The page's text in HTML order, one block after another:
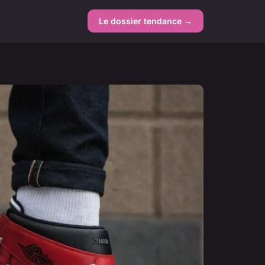
Le dossier tendance →